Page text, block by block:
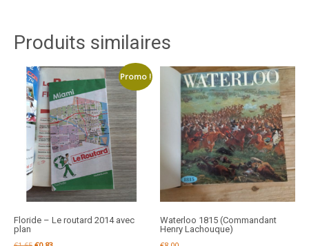
Produits similaires
Promo !
Floride – Le routard 2014 avec
plan
Waterloo 1815 (Commandant
Henry Lachouque)